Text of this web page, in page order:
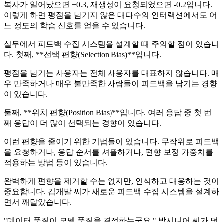
복사가 일어났으면 +0.3, 재생성이 요청되었으면 -0.2입니다.
이렇게 하면 평점을 남기지 않은 대다수의 인터랙션에서도 어
느 정도의 학습 신호를 얻을 수 있습니다.
실무에서 피드백 수집 시스템을 설계할 때 주의할 점이 있습니
다. 첫째, **선택 편향(Selection Bias)**입니다.
평점을 남기는 사용자는 전체 사용자를 대표하지 않습니다. 매
우 만족하거나 매우 불만족한 사람들이 피드백을 남기는 경향
이 있습니다.
둘째, **위치 편향(Position Bias)**입니다. 여러 응답 중 첫 번
째 응답이 더 많이 선택되는 경향이 있습니다.
이런 편향을 줄이기 위한 기법들이 있습니다. 무작위로 피드백
을 요청하거나, 응답 순서를 셔플하거나, 편향 보정 가중치를
적용하는 방법 등이 있습니다.
완벽하게 편향을 제거할 수는 없지만, 인식하고 대응하는 것이
중요합니다. 김개발 씨가 새로운 피드백 수집 시스템을 설계하
면서 깨달았습니다.
"데이터 품질이 모델 품질을 결정하는군요." 박시니어 씨가 덧